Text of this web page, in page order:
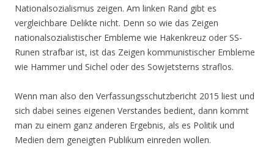
Nationalsozialismus zeigen. Am linken Rand gibt es
vergleichbare Delikte nicht. Denn so wie das Zeigen
nationalsozialistischer Embleme wie Hakenkreuz oder SS-
Runen strafbar ist, ist das Zeigen kommunistischer Embleme
wie Hammer und Sichel oder des Sowjetsterns straflos.
Wenn man also den Verfassungsschutzbericht 2015 liest und
sich dabei seines eigenen Verstandes bedient, dann kommt
man zu einem ganz anderen Ergebnis, als es Politik und
Medien dem geneigten Publikum einreden wollen.